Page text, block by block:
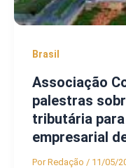
Brasil
Associação
palestras
tributária
empresarial
PorRedação / 11/05/